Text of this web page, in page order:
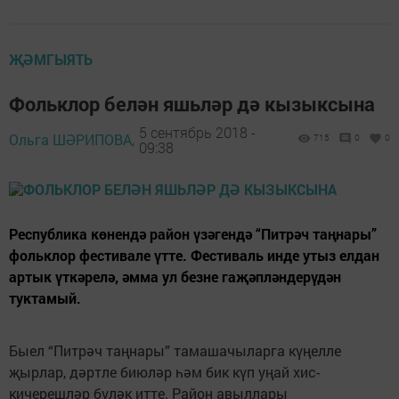
ҖӘМГЫЯТЬ
Фольклор белән яшьләр дә кызыксына
Ольга ШӘРИПОВА, 5 сентябрь 2018 -
09:38
715 0 0
Республика көнендә район үзәгендә “Питрәч таңнары”
фольклор фестивале үтте. Фестиваль инде утыз елдан
артык үткәрелә, әмма ул безне гаҗәпләндерүдән
туктамый.
Быел “Питрәч таңнары” тамашачыларга күңелле
җырлар, дәртле биюләр һәм бик күп уңай хис-
кичерешләр бүләк итте. Район авыллары